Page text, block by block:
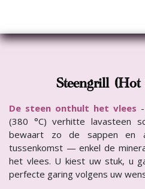
Steengrill
De steen onthult het vlees
(380 °C) verhitte lavasteen
bewaart zo de sappen en
tussenkomst — enkel de
het vlees. U kiest uw stuk, u
perfecte garing volgens uw